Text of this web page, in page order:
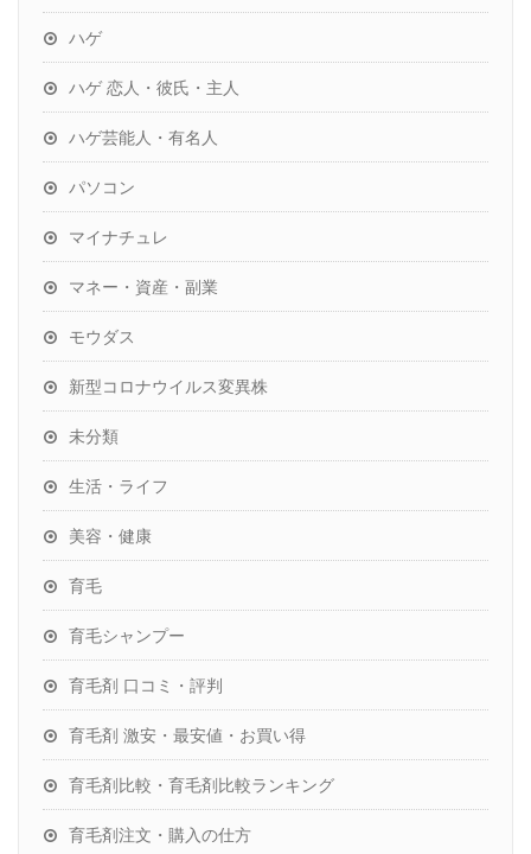
ハゲ
ハゲ 恋人・彼氏・主人
ハゲ芸能人・有名人
パソコン
マイナチュレ
マネー・資産・副業
モウダス
新型コロナウイルス変異株
未分類
生活・ライフ
美容・健康
育毛
育毛シャンプー
育毛剤 口コミ・評判
育毛剤 激安・最安値・お買い得
育毛剤比較・育毛剤比較ランキング
育毛剤注文・購入の仕方